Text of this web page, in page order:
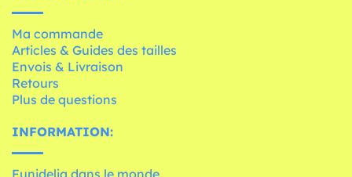
Ma commande
Articles & Guides des tailles
Envois & Livraison
Retours
Plus de questions
INFORMATION:
Funidelia dans le monde